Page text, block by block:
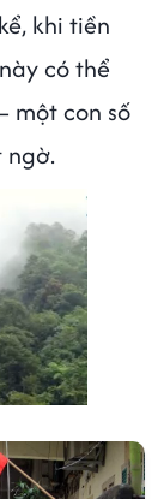
khi tiền
này có thể
một con số
ngờ.